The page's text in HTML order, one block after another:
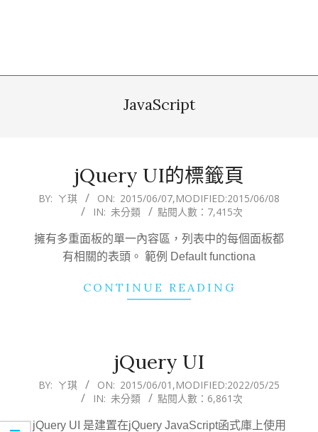
JavaScript
jQuery UI的標籤頁
2015-
07
BY: ㄚ琪 ON: 2015/06/07,MODIFIED:2015/06/08
IN: 未分類 點閱人數：7,415次
擁有多重面板的單一內容區，列表中的每個面板都
有相關的表頭。 範例 Default functiona
CONTINUE READING
jQuery UI
2015-
01
BY: ㄚ琪 ON: 2015/06/01 ,MODIFIED:2022/05/25
IN: 未分類 點閱人數：6,861次
jQuery UI 是建置在jQuery JavaScript函式庫上使用